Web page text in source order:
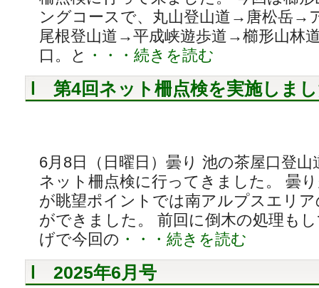
ングコースで、丸山登山道→唐松岳
尾根登山道→平成峡遊歩道→櫛形山林
口。と ・・・続きを読む
第4回ネット柵点検を実施しま
6月8日（日曜日）曇り 池の茶屋口登
ネット柵点検に行ってきました。 曇
が眺望ポイントでは南アルプスエリ
ができました。 前回に倒木の処理も
げで今回の ・・・続きを読む
2025年6月号